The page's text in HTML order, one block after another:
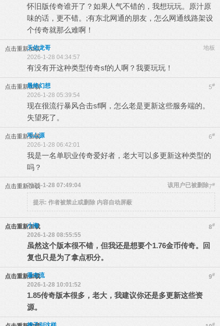
怀旧版传奇谁开了？如果人气不错的，我想玩玩。原汁原
味的话，更不错。;有东北网通的朋友，怎么网通线路架设
个传奇就那么难啊！
点击重新加载 地板
天佑龙哥
2026-1-28 04:34:57
有没有开这种类型传奇sf的人啊？我要玩玩！
点击重新加载 5#
最终幻想
2026-1-28 05:39:54
现在很流行暴风合击sf啊，怎么老是更新这些服务端的。
失望死了。
点击重新加载 6#
邓厶源
2026-1-28 06:42:01
我是一名单职业传奇爱好者，老大可以多更新这种类型的
吗？
点击重新加载 7#
该用户已被删除
2026-1-28 07:49:04
提示: 作者被禁止或删除 内容自动屏蔽
点击重新加载 8#
小海
2026-1-28 08:55:55
虽然这个版本很不错，但我还是想要个1.76金币传奇。回
复也只是为了拿点积分。
点击重新加载 9#
瀑布流
2026-1-28 10:01:52
1.85传奇版本很多，老大，我建议你还是多更新这些资
源。
#